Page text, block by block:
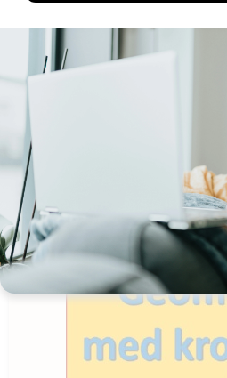
Find èn, der i juleferien…
Udgives af: LærerNemt